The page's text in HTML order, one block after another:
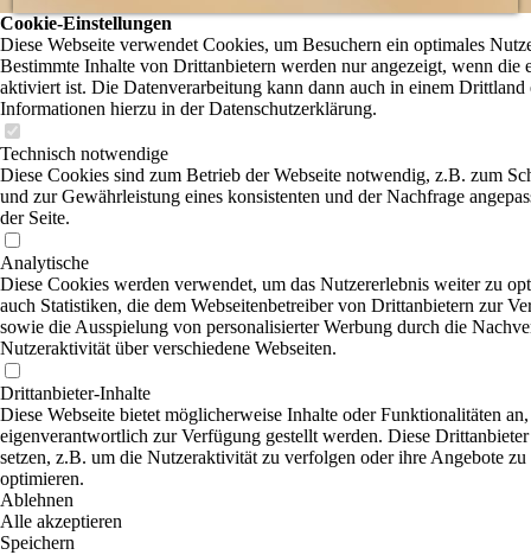
Cookie-Einstellungen
Diese Webseite verwendet Cookies, um Besuchern ein optimales
Bestimmte Inhalte von Drittanbietern werden nur angezeigt, wenn die
aktiviert ist. Die Datenverarbeitung kann dann auch in einem Drittland
Informationen hierzu in der Datenschutzerklärung.
Technisch notwendige
Diese Cookies sind zum Betrieb der Webseite notwendig, z.B. zum
und zur Gewährleistung eines konsistenten und der Nachfrage
der Seite.
Analytische
Diese Cookies werden verwendet, um das Nutzererlebnis weiter zu
auch Statistiken, die dem Webseitenbetreiber von Drittanbietern zur
sowie die Ausspielung von personalisierter Werbung durch die
Nutzeraktivität über verschiedene Webseiten.
Drittanbieter-Inhalte
Diese Webseite bietet möglicherweise Inhalte oder Funktionalitäten
eigenverantwortlich zur Verfügung gestellt werden. Diese
setzen, z.B. um die Nutzeraktivität zu verfolgen oder ihre Angebote zu
optimieren.
Ablehnen
Alle akzeptieren
Speichern